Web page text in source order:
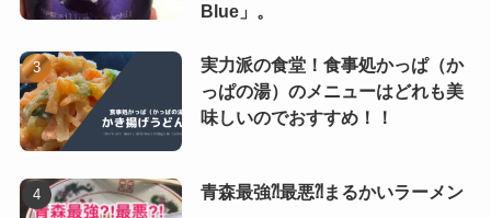
Blue」。
実力派の食堂！食事処かっぱ（か
っぱの湯）のメニューはどれも美
味しいのでおすすめ！！
青森最強⁈最悪⁈まるかいラーメン